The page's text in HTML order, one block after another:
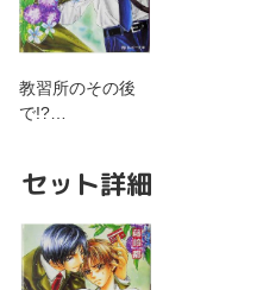
教習所のその後
で!?…
セット詳細